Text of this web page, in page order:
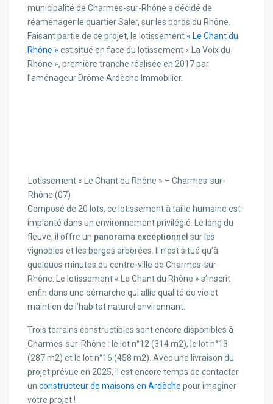
municipalité de Charmes-sur-Rhône a décidé de
réaménager le quartier Saler, sur les bords du Rhône.
Faisant partie de ce projet, le lotissement« Le Chant du
Rhône » est situé en face du lotissement « La Voix du
Rhône », première tranche réalisée en 2017 par
l’aménageur Drôme Ardèche Immobilier.
Lotissement « Le Chant du Rhône » – Charmes-sur-
Rhône (07)
Composé de 20 lots, ce lotissement à taille humaine est
implanté dans un environnement privilégié. Le long du
fleuve, il offre un panorama exceptionnel sur les
vignobles et les berges arborées. Il n’est situé qu’à
quelques minutes du centre-ville de Charmes-sur-
Rhône. Le lotissement « Le Chant du Rhône » s’inscrit
enfin dans une démarche qui allie qualité de vie et
maintien de l’habitat naturel environnant.
Trois terrains constructibles sont encore disponibles à
Charmes-sur-Rhône : le lot n°12 (314 m2), le lot n°13
(287 m2) et le lot n°16 (458 m2). Avec une livraison du
projet prévue en 2025, il est encore temps de contacter
unconstructeur de maisons en Ardèche pour imaginer
votre projet !